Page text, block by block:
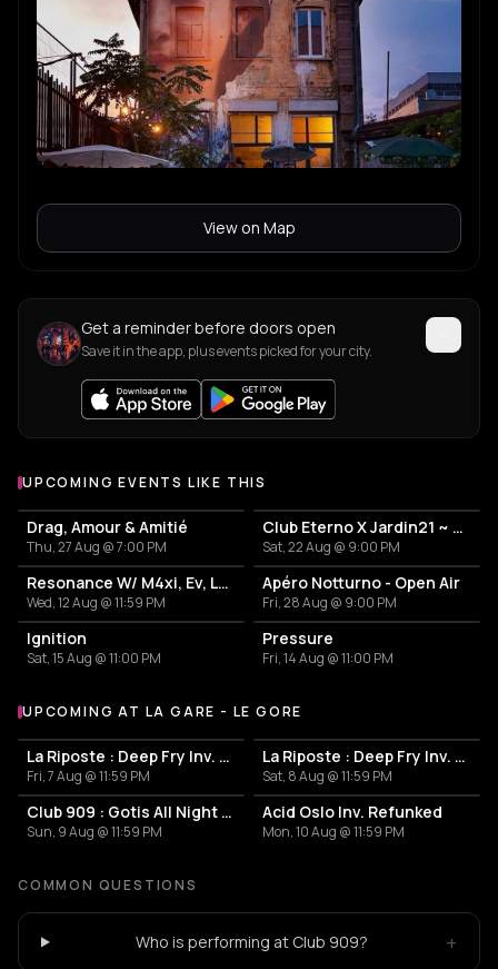
View on Map
Get a reminder before doors open
Save it in the app, plus events picked for your city.
UPCOMING EVENTS LIKE THIS
Drag, Amour & Amitié
Thu, 27 Aug @ 7:00 PM
Club Eterno X Jardin21 ~ Open Air
Sat, 22 Aug @ 9:00 PM
Resonance W/ M4xi, Ev, Luciano
Wed, 12 Aug @ 11:59 PM
Apéro Notturno - Open Air
Fri, 28 Aug @ 9:00 PM
Ignition
Sat, 15 Aug @ 11:00 PM
Pressure
Fri, 14 Aug @ 11:00 PM
More events at La Gare - Le Gore
UPCOMING AT LA GARE - LE GORE
La Riposte : Deep Fry Inv. Lefblom All Night Long
Fri, 7 Aug @ 11:59 PM
La Riposte : Deep Fry Inv. Lefblom & Tanhloub
Sat, 8 Aug @ 11:59 PM
Club 909 : Gotis All Night Long
Sun, 9 Aug @ 11:59 PM
Acid Oslo Inv. Refunked
Mon, 10 Aug @ 11:59 PM
COMMON QUESTIONS
Who is performing at Club 909? +